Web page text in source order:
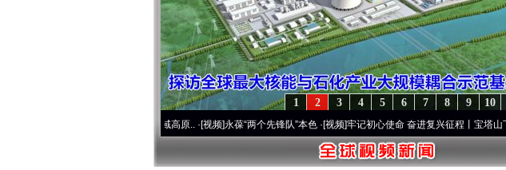
10
9
8
7
6
5
4
3
2
1
·[视频]永葆“两个先锋队”本色·[视频]牢记初心使命 奋进复兴征程丨宝塔山下好光